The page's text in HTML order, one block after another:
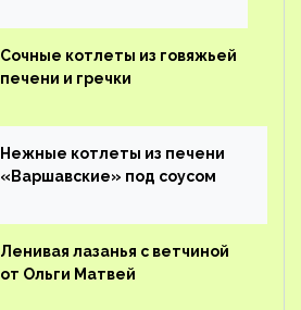
Сочные котлеты из говяжьей
печени и гречки
Нежные котлеты из печени
«Варшавские» под соусом
Ленивая лазанья с ветчиной
от Ольги Матвей